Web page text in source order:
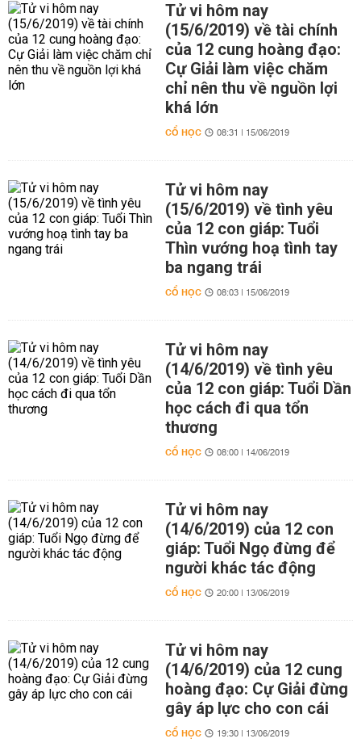
Tử vi hôm nay
(15/6/2019) về tài chính
của 12 cung hoàng đạo:
Cự Giải làm việc chăm
chỉ nên thu về nguồn lợi
khá lớn
CỔ HỌC 08:31 | 15/06/2019
Tử vi hôm nay
(15/6/2019) về tình yêu
của 12 con giáp: Tuổi
Thìn vướng hoạ tình tay
ba ngang trái
CỔ HỌC 08:03 | 15/06/2019
Tử vi hôm nay
(14/6/2019) về tình yêu
của 12 con giáp: Tuổi Dần
học cách đi qua tổn
thương
CỔ HỌC 08:00 | 14/06/2019
Tử vi hôm nay
(14/6/2019) của 12 con
giáp: Tuổi Ngọ đừng để
người khác tác động
CỔ HỌC 20:00 | 13/06/2019
Tử vi hôm nay
(14/6/2019) của 12 cung
hoàng đạo: Cự Giải đừng
gây áp lực cho con cái
CỔ HỌC 19:30 | 13/06/2019